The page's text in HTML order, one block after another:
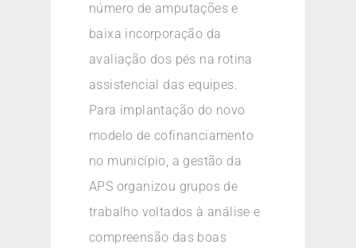
número de amputações e
baixa incorporação da
avaliação dos pés na rotina
assistencial das equipes.
Para implantação do novo
modelo de cofinanciamento
no município, a gestão da
APS organizou grupos de
trabalho voltados à análise e
compreensão das boas